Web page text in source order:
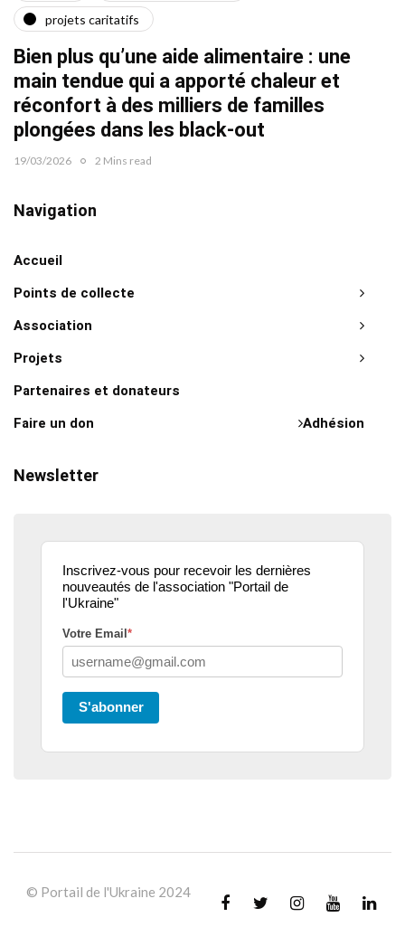
projets caritatifs
Bien plus qu’une aide alimentaire : une
main tendue qui a apporté chaleur et
réconfort à des milliers de familles
plongées dans les black-out
19/03/2026 2 Mins read
Navigation
Accueil
Points de collecte
Association
Projets
Partenaires et donateurs
Adhésion
Faire un don
Newsletter
Inscrivez-vous pour recevoir les dernières
nouveautés de l'association "Portail de
l'Ukraine"
Votre Email *
S'abonner
© Portail de l'Ukraine 2024